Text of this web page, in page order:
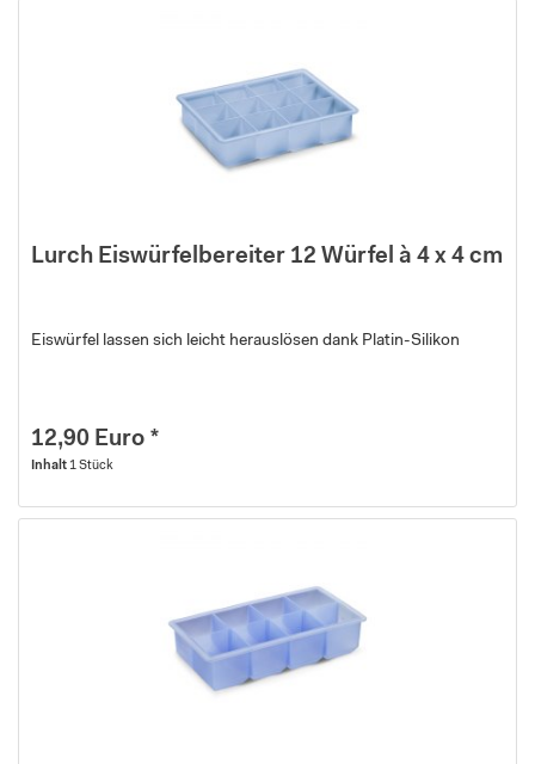
Lurch Eiswürfelbereiter 12 Würfel à 4 x 4 cm
Eiswürfel lassen sich leicht herauslösen dank Platin-Silikon
12,90 Euro *
Inhalt 1 Stück